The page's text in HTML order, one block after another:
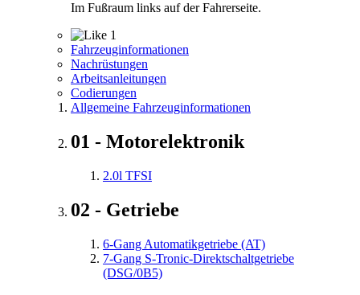
Im Fußraum links auf der Fahrerseite.
1
Fahrzeuginformationen
Nachrüstungen
Arbeitsanleitungen
Codierungen
Allgemeine Fahrzeuginformationen
01 - Motorelektronik
2.0l TFSI
02 - Getriebe
6-Gang Automatikgetriebe (AT)
7-Gang S-Tronic-Direktschaltgetriebe
(DSG/0B5)